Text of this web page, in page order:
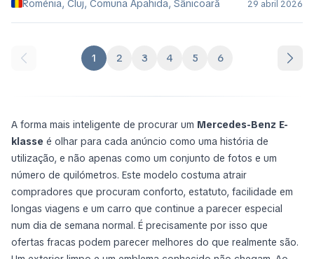
Roménia, Cluj, Comuna Apahida, Sânicoară
29 abril 2026
1 2 3 4 5 6
A forma mais inteligente de procurar um Mercedes-Benz E-
klasse é olhar para cada anúncio como uma história de
utilização, e não apenas como um conjunto de fotos e um
número de quilómetros. Este modelo costuma atrair
compradores que procuram conforto, estatuto, facilidade em
longas viagens e um carro que continue a parecer especial
num dia de semana normal. É precisamente por isso que
ofertas fracas podem parecer melhores do que realmente são.